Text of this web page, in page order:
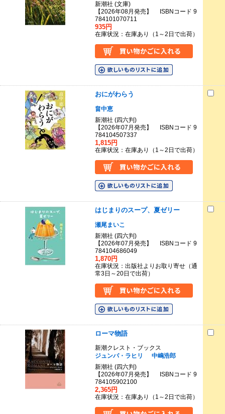
新潮社 (文庫)
【2026年08月発売】 ISBNコード 9
784101070711
935円
在庫状況：在庫あり（1～2日で出荷）
おにがわらう
畠中恵
新潮社 (四六判)
【2026年07月発売】 ISBNコード 9
784104507337
1,815円
在庫状況：在庫あり（1～2日で出荷）
はじまりのスープ、夏ゼリー
瀬尾まいこ
新潮社 (四六判)
【2026年07月発売】 ISBNコード 9
784104686049
1,870円
在庫状況：出版社よりお取り寄せ（通
常3日～20日で出荷）
ローマ物語
新潮クレスト・ブックス
ジュンパ・ラヒリ
中嶋浩郎
新潮社 (四六判)
【2026年07月発売】 ISBNコード 9
784105902100
2,365円
在庫状況：在庫あり（1～2日で出荷）